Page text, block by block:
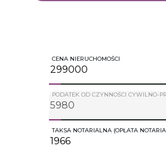
CENA NIERUCHOMOŚCI
PODATEK OD CZYNNOŚCI CYWILNO-
TAKSA NOTARIALNA (OPŁATA